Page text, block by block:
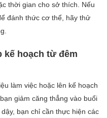
thời gian cho sở thích. Nếu
đánh thức cơ thể, hãy thử
kế hoạch từ đêm
làm việc hoặc lên kế hoạch
giảm căng thẳng vào buổi
bạn chỉ cần thực hiện các